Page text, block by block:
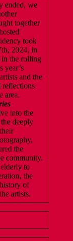
ended, we
together
took
2024, in
in the rolling
year’s
and the
reflections
area.
into the
deeply
the
community.
to
the
of
artists.